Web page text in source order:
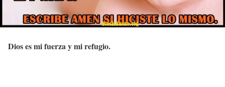
Dios es mi fuerza y mi refugio.